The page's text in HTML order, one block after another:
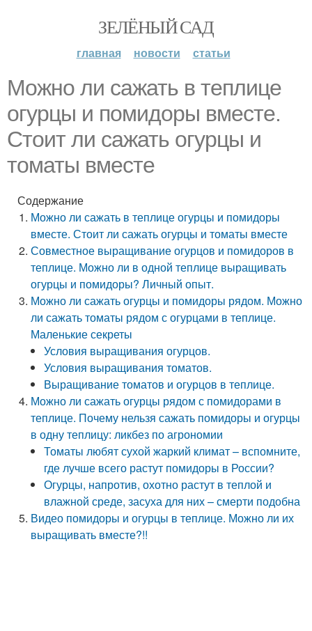
ЗЕЛЁНЫЙ САД
главная новости статьи
Можно ли сажать в теплице
огурцы и помидоры вместе.
Стоит ли сажать огурцы и
томаты вместе
Содержание
Можно ли сажать в теплице огурцы и помидоры
вместе. Стоит ли сажать огурцы и томаты вместе
Совместное выращивание огурцов и помидоров в
теплице. Можно ли в одной теплице выращивать
огурцы и помидоры? Личный опыт.
Можно ли сажать огурцы и помидоры рядом. Можно
ли сажать томаты рядом с огурцами в теплице.
Маленькие секреты
Условия выращивания огурцов.
Условия выращивания томатов.
Выращивание томатов и огурцов в теплице.
Можно ли сажать огурцы рядом с помидорами в
теплице. Почему нельзя сажать помидоры и огурцы
в одну теплицу: ликбез по агрономии
Томаты любят сухой жаркий климат – вспомните,
где лучше всего растут помидоры в России?
Огурцы, напротив, охотно растут в теплой и
влажной среде, засуха для них – смерти подобна
Видео помидоры и огурцы в теплице. Можно ли их
выращивать вместе?!!